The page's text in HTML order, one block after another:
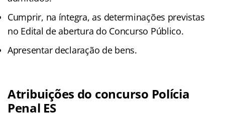
Cumprir, na íntegra, as determinações previstas
no Edital de abertura do Concurso Público.
Apresentar declaração de bens.
Atribuições do concurso Polícia
Penal ES